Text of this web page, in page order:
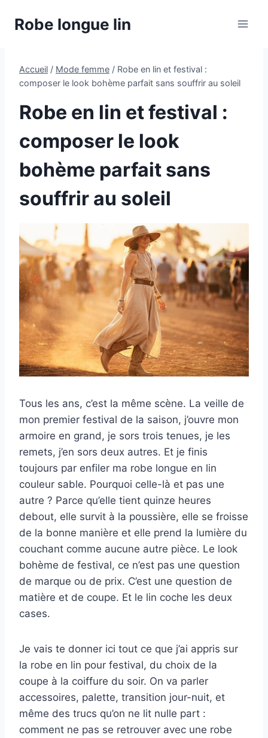
Robe longue lin
Accueil / Mode femme / Robe en lin et festival :
composer le look bohème parfait sans souffrir au soleil
Robe en lin et festival :
composer le look
bohème parfait sans
souffrir au soleil
Tous les ans, c’est la même scène. La veille de
mon premier festival de la saison, j’ouvre mon
armoire en grand, je sors trois tenues, je les
remets, j’en sors deux autres. Et je finis
toujours par enfiler ma robe longue en lin
couleur sable. Pourquoi celle-là et pas une
autre ? Parce qu’elle tient quinze heures
debout, elle survit à la poussière, elle se froisse
de la bonne manière et elle prend la lumière du
couchant comme aucune autre pièce. Le look
bohème de festival, ce n’est pas une question
de marque ou de prix. C’est une question de
matière et de coupe. Et le lin coche les deux
cases.
Je vais te donner ici tout ce que j’ai appris sur
la robe en lin pour festival, du choix de la
coupe à la coiffure du soir. On va parler
accessoires, palette, transition jour-nuit, et
même des trucs qu’on ne lit nulle part :
comment ne pas se retrouver avec une robe